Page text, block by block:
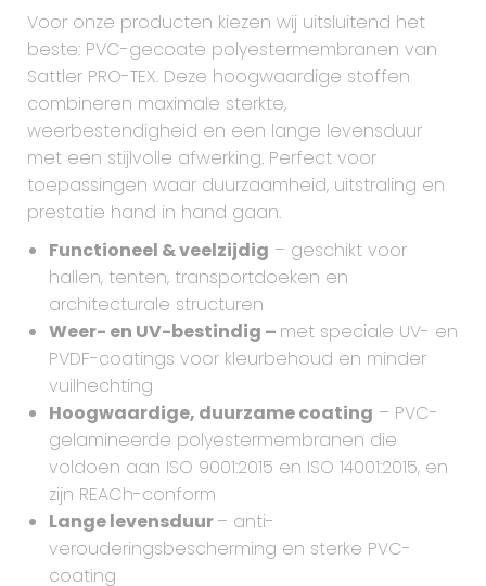
Voor onze producten kiezen wij uitsluitend het
beste: PVC-gecoate polyestermembranen van
Sattler PRO-TEX. Deze hoogwaardige stoffen
combineren maximale sterkte,
weerbestendigheid en een lange levensduur
met een stijlvolle afwerking. Perfect voor
toepassingen waar duurzaamheid, uitstraling en
prestatie hand in hand gaan.
Functioneel & veelzijdig – geschikt voor
hallen, tenten, transportdoeken en
architecturale structuren
Weer- en UV-bestindig – met speciale UV- en
PVDF-coatings voor kleurbehoud en minder
vuilhechting
Hoogwaardige, duurzame coating – PVC-
gelamineerde polyestermembranen die
voldoen aan ISO 9001:2015 en ISO 14001:2015, en
zijn REACh-conform
Lange levensduur– anti-
verouderingsbescherming en sterke PVC-
coating